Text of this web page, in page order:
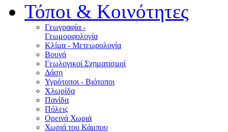
Τόποι & Κοινότητες
Γεωγραφία -
Γεωμορφολογία
Κλίμα - Mετεωρολογία
Βουνά
Γεωλογικοί Σχηματισμοί
Δάση
Υγρότοποι - Βιότοποι
Χλωρίδα
Πανίδα
Πόλεις
Ορεινά Χωριά
Χωριά του Κάμπου